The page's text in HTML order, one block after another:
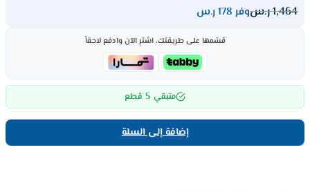
1,464ر.سوفر 178 ر.س
قسّمها على طريقتك، اشترِ الآن وادفع لاحقاً
متبقي 5 قطع
إضافة إلى السلة